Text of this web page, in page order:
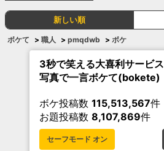
新しい順
ボケて > 職人 > pmqdwb > ボケ
3秒で笑える大喜利サービス
写真で一言ボケて(bokete)
ボケ投稿数 115,513,567件
お題投稿数 8,107,869件
セーフモード オン